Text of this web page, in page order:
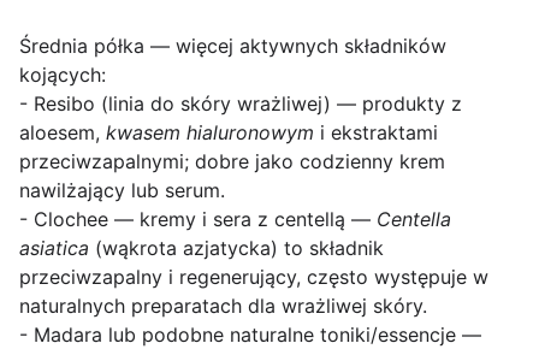
Średnia półka — więcej aktywnych składników
kojących:
- Resibo (linia do skóry wrażliwej) — produkty z
aloesem, kwasem hialuronowym i ekstraktami
przeciwzapalnymi; dobre jako codzienny krem
nawilżający lub serum.
- Clochee — kremy i sera z centellą — Centella
asiatica (wąkrota azjatycka) to składnik
przeciwzapalny i regenerujący, często występuje w
naturalnych preparatach dla wrażliwej skóry.
- Madara lub podobne naturalne toniki/essencje —